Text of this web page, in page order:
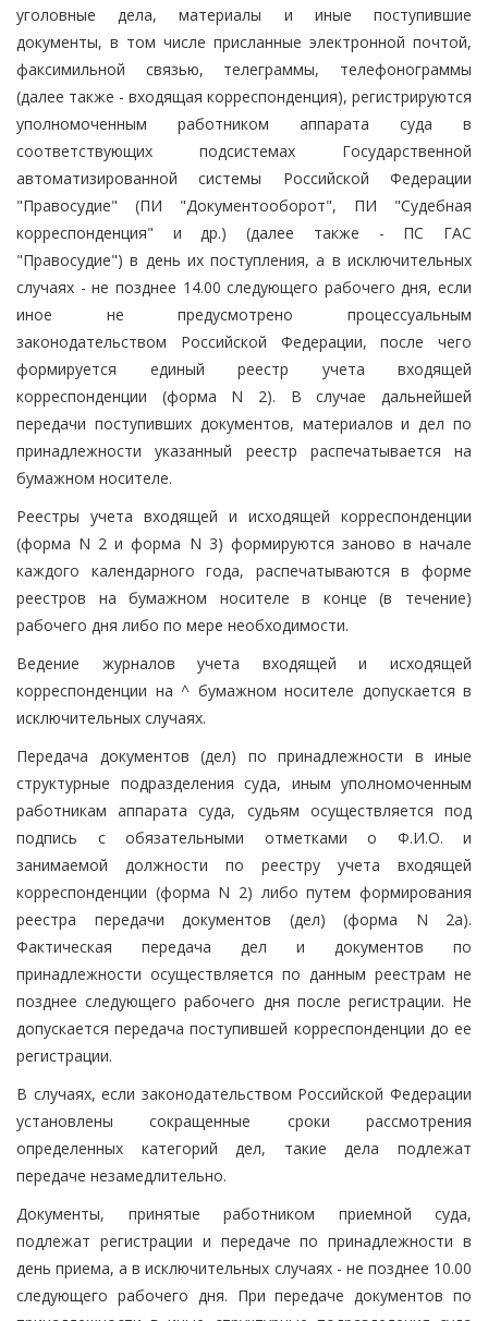
уголовные дела, материалы и иные поступившие
документы, в том числе присланные электронной почтой,
факсимильной связью, телеграммы, телефонограммы
(далее также - входящая корреспонденция), регистрируются
уполномоченным работником аппарата суда в
соответствующих подсистемах Государственной
автоматизированной системы Российской Федерации
"Правосудие" (ПИ "Документооборот", ПИ "Судебная
корреспонденция" и др.) (далее также - ПС ГАС
"Правосудие") в день их поступления, а в исключительных
случаях - не позднее 14.00 следующего рабочего дня, если
иное не предусмотрено процессуальным
законодательством Российской Федерации, после чего
формируется единый реестр учета входящей
корреспонденции (форма N 2). В случае дальнейшей
передачи поступивших документов, материалов и дел по
принадлежности указанный реестр распечатывается на
бумажном носителе.
Реестры учета входящей и исходящей корреспонденции
(форма N 2 и форма N 3) формируются заново в начале
каждого календарного года, распечатываются в форме
реестров на бумажном носителе в конце (в течение)
рабочего дня либо по мере необходимости.
Ведение журналов учета входящей и исходящей
корреспонденции на ^ бумажном носителе допускается в
исключительных случаях.
Передача документов (дел) по принадлежности в иные
структурные подразделения суда, иным уполномоченным
работникам аппарата суда, судьям осуществляется под
подпись с обязательными отметками о Ф.И.О. и
занимаемой должности по реестру учета входящей
корреспонденции (форма N 2) либо путем формирования
реестра передачи документов (дел) (форма N 2а).
Фактическая передача дел и документов по
принадлежности осуществляется по данным реестрам не
позднее следующего рабочего дня после регистрации. Не
допускается передача поступившей корреспонденции до ее
регистрации.
В случаях, если законодательством Российской Федерации
установлены сокращенные сроки рассмотрения
определенных категорий дел, такие дела подлежат
передаче незамедлительно.
Документы, принятые работником приемной суда,
подлежат регистрации и передаче по принадлежности в
день приема, а в исключительных случаях - не позднее 10.00
следующего рабочего дня. При передаче документов по